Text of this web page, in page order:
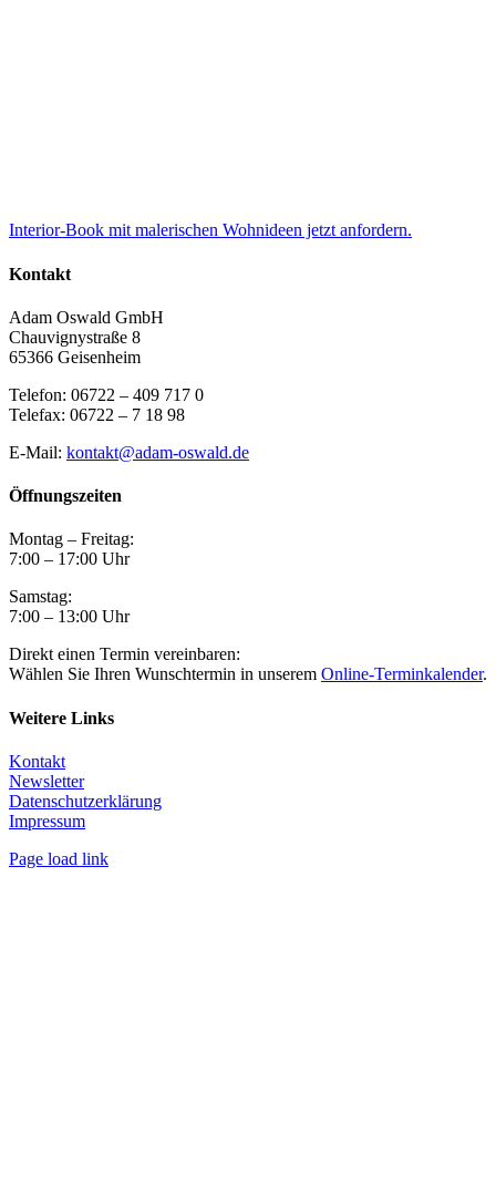
Interior-Book mit malerischen Wohnideen jetzt anfordern.
Kontakt
Adam Oswald GmbH
Chauvignystraße 8
65366 Geisenheim
Telefon: 06722 – 409 717 0
Telefax: 06722 – 7 18 98
E-Mail: kontakt@adam-oswald.de
Öffnungszeiten
Montag – Freitag:
7:00 – 17:00 Uhr
Samstag:
7:00 – 13:00 Uhr
Direkt einen Termin vereinbaren:
Wählen Sie Ihren Wunschtermin in unserem Online-Terminkalender.
Weitere Links
Kontakt
Newsletter
Datenschutzerklärung
Impressum
Page load link